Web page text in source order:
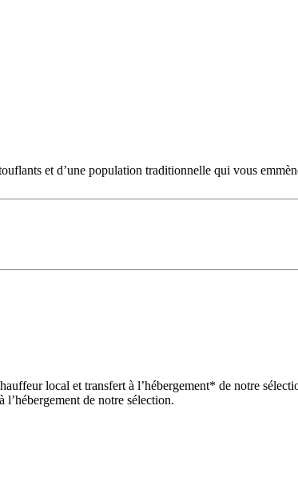
et d’une population traditionnelle qui vous
local et transfert à l’hébergement* de notre
de notre sélection.